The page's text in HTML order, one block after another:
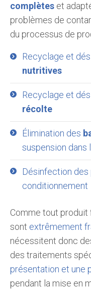
complètes et
problèmes de
du processus de
Recyclage et
nutritives
Recyclage et
récolte
Élimination des
suspension
Désinfection des
conditionnement
Comme tout produit
sont extrêmement
nécessitent donc
des traitements
présentation et une
pendant la mise en